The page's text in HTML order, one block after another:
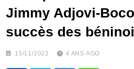
Jimmy Adjovi-
succès des
15/11/2022 4 ANS AGO